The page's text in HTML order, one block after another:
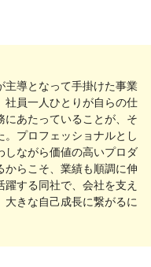
主導となって手掛けた事業
社員一人ひとりが自らの仕
にあたっていることが、そ
プロフェッショナルとし
しながら価値の高いプロダ
からこそ、業績も順調に伸
する同社で、会社を支え
きな自己成長に繋がるに